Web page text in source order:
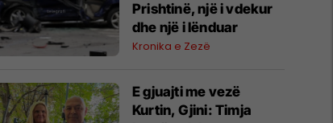
Prishtinë, një i vdekur
dhe një i lënduar
Kronika e Zezë
E gjuajti me vezë
Kurtin, ​Gjini: Timja